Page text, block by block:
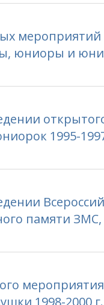
юниоры и
1995-
памяти ЗМС,